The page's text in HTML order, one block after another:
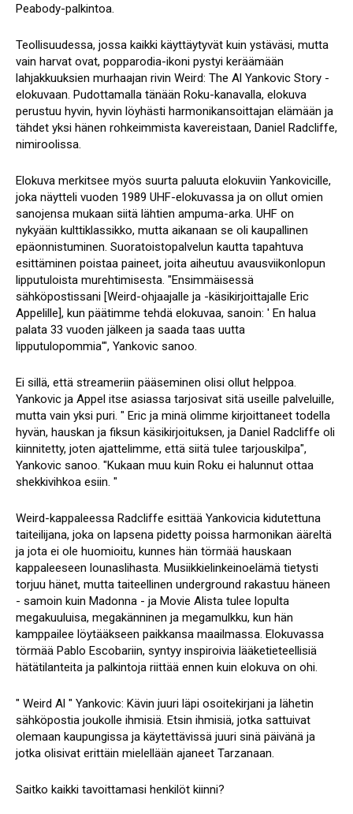
Peabody-palkintoa.
Teollisuudessa, jossa kaikki käyttäytyvät kuin ystäväsi, mutta
vain harvat ovat, popparodia-ikoni pystyi keräämään
lahjakkuuksien murhaajan rivin Weird: The Al Yankovic Story -
elokuvaan. Pudottamalla tänään Roku-kanavalla, elokuva
perustuu hyvin, hyvin löyhästi harmonikansoittajan elämään ja
tähdet yksi hänen rohkeimmista kavereistaan, Daniel Radcliffe,
nimiroolissa.
Elokuva merkitsee myös suurta paluuta elokuviin Yankovicille,
joka näytteli vuoden 1989 UHF-elokuvassa ja on ollut omien
sanojensa mukaan siitä lähtien ampuma-arka. UHF on
nykyään kulttiklassikko, mutta aikanaan se oli kaupallinen
epäonnistuminen. Suoratoistopalvelun kautta tapahtuva
esittäminen poistaa paineet, joita aiheutuu avausviikonlopun
lipputuloista murehtimisesta. "Ensimmäisessä
sähköpostissani [Weird-ohjaajalle ja -käsikirjoittajalle Eric
Appelille], kun päätimme tehdä elokuvaa, sanoin: ' En halua
palata 33 vuoden jälkeen ja saada taas uutta
lipputulopommia'", Yankovic sanoo.
Ei sillä, että streameriin pääseminen olisi ollut helppoa.
Yankovic ja Appel itse asiassa tarjosivat sitä useille palveluille,
mutta vain yksi puri. " Eric ja minä olimme kirjoittaneet todella
hyvän, hauskan ja fiksun käsikirjoituksen, ja Daniel Radcliffe oli
kiinnitetty, joten ajattelimme, että siitä tulee tarjouskilpa",
Yankovic sanoo. "Kukaan muu kuin Roku ei halunnut ottaa
shekkivihkoa esiin. "
Weird-kappaleessa Radcliffe esittää Yankovicia kidutettuna
taiteilijana, joka on lapsena pidetty poissa harmonikan ääreltä
ja jota ei ole huomioitu, kunnes hän törmää hauskaan
kappaleeseen lounaslihasta. Musiikkielinkeinoelämä tietysti
torjuu hänet, mutta taiteellinen underground rakastuu häneen
- samoin kuin Madonna - ja Movie Alista tulee lopulta
megakuuluisa, megakänninen ja megamulkku, kun hän
kamppailee löytääkseen paikkansa maailmassa. Elokuvassa
törmää Pablo Escobariin, syntyy inspiroivia lääketieteellisiä
hätätilanteita ja palkintoja riittää ennen kuin elokuva on ohi.
" Weird Al " Yankovic: Kävin juuri läpi osoitekirjani ja lähetin
sähköpostia joukolle ihmisiä. Etsin ihmisiä, jotka sattuivat
olemaan kaupungissa ja käytettävissä juuri sinä päivänä ja
jotka olisivat erittäin mielellään ajaneet Tarzanaan.
Saitko kaikki tavoittamasi henkilöt kiinni?